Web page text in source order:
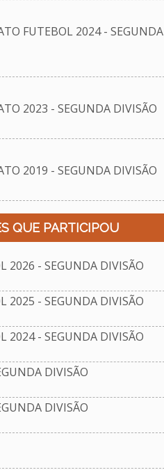
FUTEBOL 2024 - SEGUNDA
2023 - SEGUNDA DIVISÃO
2019 - SEGUNDA DIVISÃO
QUE PARTICIPOU
- SEGUNDA DIVISÃO
- SEGUNDA DIVISÃO
- SEGUNDA DIVISÃO
DIVISÃO
DIVISÃO